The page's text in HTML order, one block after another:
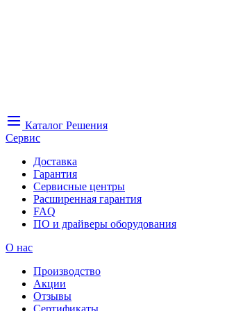
Каталог Решения
Сервис
Доставка
Гарантия
Сервисные центры
Расширенная гарантия
FAQ
ПО и драйверы оборудования
О нас
Производство
Акции
Отзывы
Сертификаты